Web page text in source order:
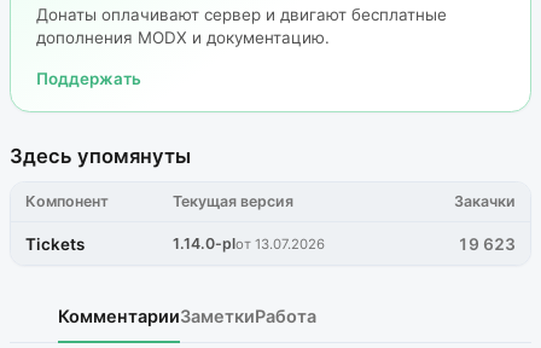
Донаты оплачивают сервер и двигают бесплатные
дополнения MODX и документацию.
Поддержать
Здесь упомянуты
Компонент Текущая версия Закачки
Tickets 1.14.0-plот 13.07.2026 19 623
КомментарииЗаметкиРабота